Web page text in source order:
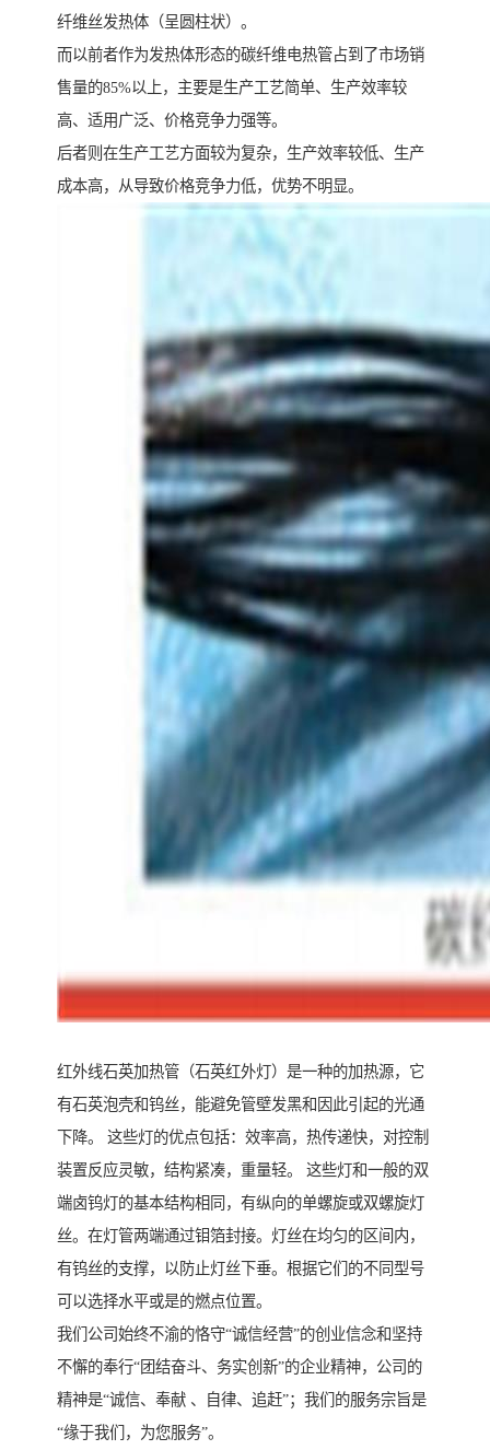
纤维丝发热体（呈圆柱状）。
而以前者作为发热体形态的碳纤维电热管占到了市场销
售量的85%以上，主要是生产工艺简单、生产效率较
高、适用广泛、价格竞争力强等。
后者则在生产工艺方面较为复杂，生产效率较低、生产
成本高，从导致价格竞争力低，优势不明显。
红外线石英加热管（石英红外灯）是一种的加热源，它
有石英泡壳和钨丝，能避免管壁发黑和因此引起的光通
下降。 这些灯的优点包括：效率高，热传递快，对控制
装置反应灵敏，结构紧凑，重量轻。 这些灯和一般的双
端卤钨灯的基本结构相同，有纵向的单螺旋或双螺旋灯
丝。在灯管两端通过钼箔封接。灯丝在均匀的区间内，
有钨丝的支撑，以防止灯丝下垂。根据它们的不同型号
可以选择水平或是的燃点位置。
我们公司始终不渝的恪守“诚信经营”的创业信念和坚持
不懈的奉行“团结奋斗、务实创新”的企业精神，公司的
精神是“诚信、奉献 、自律、追赶”；我们的服务宗旨是
“缘于我们，为您服务”。